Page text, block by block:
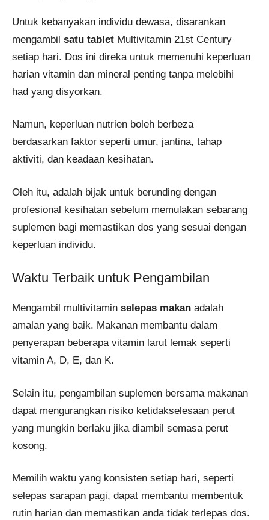
Untuk kebanyakan individu dewasa, disarankan
mengambil satu tablet Multivitamin 21st Century
setiap hari. Dos ini direka untuk memenuhi keperluan
harian vitamin dan mineral penting tanpa melebihi
had yang disyorkan.
Namun, keperluan nutrien boleh berbeza
berdasarkan faktor seperti umur, jantina, tahap
aktiviti, dan keadaan kesihatan.
Oleh itu, adalah bijak untuk berunding dengan
profesional kesihatan sebelum memulakan sebarang
suplemen bagi memastikan dos yang sesuai dengan
keperluan individu.
Waktu Terbaik untuk Pengambilan
Mengambil multivitamin selepas makan adalah
amalan yang baik. Makanan membantu dalam
penyerapan beberapa vitamin larut lemak seperti
vitamin A, D, E, dan K.
Selain itu, pengambilan suplemen bersama makanan
dapat mengurangkan risiko ketidakselesaan perut
yang mungkin berlaku jika diambil semasa perut
kosong.
Memilih waktu yang konsisten setiap hari, seperti
selepas sarapan pagi, dapat membantu membentuk
rutin harian dan memastikan anda tidak terlepas dos.